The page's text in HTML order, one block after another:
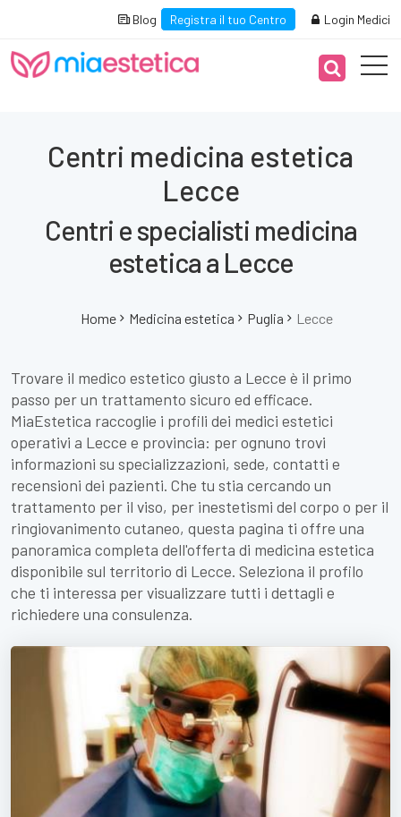
Blog Registra il tuo Centro Login Medici
Centri medicina estetica
Lecce
Centri e specialisti medicina
estetica a Lecce
Home Medicina estetica Puglia Lecce
Trovare il medico estetico giusto a Lecce è il primo
passo per un trattamento sicuro ed efficace.
MiaEstetica raccoglie i profili dei medici estetici
operativi a Lecce e provincia: per ognuno trovi
informazioni su specializzazioni, sede, contatti e
recensioni dei pazienti. Che tu stia cercando un
trattamento per il viso, per inestetismi del corpo o per il
ringiovanimento cutaneo, questa pagina ti offre una
panoramica completa dell'offerta di medicina estetica
disponibile sul territorio di Lecce. Seleziona il profilo
che ti interessa per visualizzare tutti i dettagli e
richiedere una consulenza.